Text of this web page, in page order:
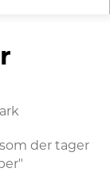
der tager